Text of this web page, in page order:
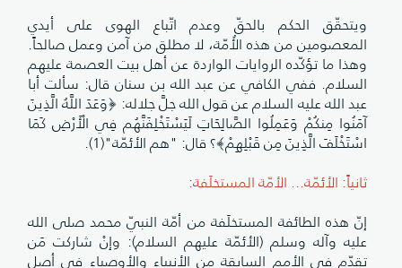
ويتحقّق الحكم بالحقّ وعدم اتّباع الهوى على أيدي
المعصومين من هذه الأُمّة، لا مطلق من آمن وعمل صالحاً.
وهذا ما تؤكّده الروايات الواردة عن أهل بيت العصمة عليهم
السلام. ففي الكافي عن عبد الله بن سنان قال: سألت أبا
عبد الله عليه السلام عن قول الله جلَّ جلاله: ﴿وَعَدَ اللَّهُ الَّذِينَ
آمَنُوا مِنكُمْ وَعَمِلُوا الصَّالِحَاتِ لَيَسْتَخْلِفَنَّهُم فِي الْأَرْضِ كَمَا
اسْتَخْلَفَ الَّذِينَ مِن قَبْلِهِمْ﴾؟ قال: "هم الأئمّة"(1).
ثانياً: الأئمّة... الأمّة المستخلَفة:
إنّ هذه الطائفة المستخلَفة من أمّة النبيّ محمد صلى الله
عليه وآله وسلم (الأئمّة عليهم السلام): وإنْ شاركت مَن
تقدّم في الأمم السابقة من الأنبياء والأوصياء في أصل